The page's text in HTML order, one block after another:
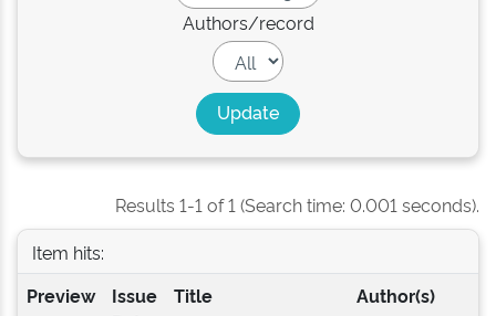
Authors/record
Results 1-1 of 1 (Search time: 0.001 seconds).
Item hits:
Preview
Issue
Title Author(s)